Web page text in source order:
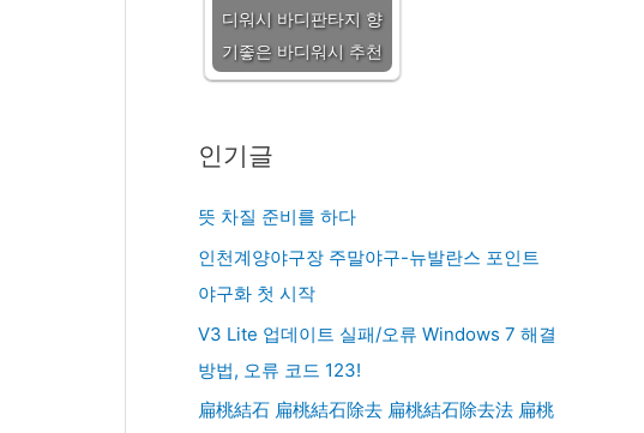
디워시 바디판타지 향
기좋은 바디워시 추천
인기글
뜻 차질 준비를 하다
인천계양야구장 주말야구-뉴발란스 포인트
야구화 첫 시작
V3 Lite 업데이트 실패/오류 Windows 7 해결
방법, 오류 코드 123!
扁桃結石 扁桃結石除去 扁桃結石除去法 扁桃